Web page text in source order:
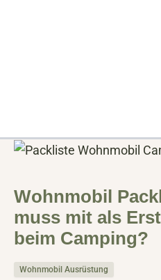
Wohnmobil
muss mit als
beim Camping?
Wohnmobil Ausrüstung